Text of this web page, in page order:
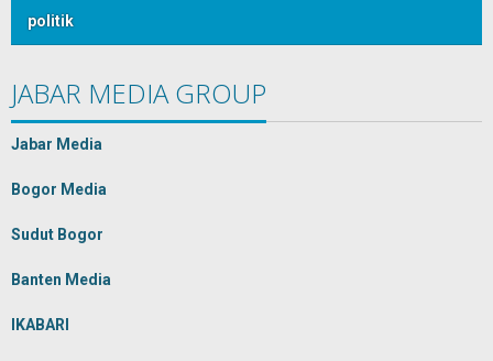
politik
JABAR MEDIA GROUP
Jabar Media
Bogor Media
Sudut Bogor
Banten Media
IKABARI